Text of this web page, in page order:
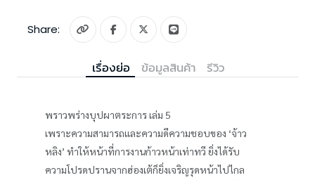
Share:
เรื่องย่อ ข้อมูลสินค้า รีวิว
พราวพร่างบุปผาตระการ เล่ม 5
เพราะความสามารถและความดีความชอบของ ‘จ้าว
หลิง’ ทำให้หน้าที่การงานก้าวหน้าเท่าทวี ยิ่งได้รับ
ความโปรดปรานจากฮ่องเต้ก็ยิ่งเจริญรุดหน้าไปไกล